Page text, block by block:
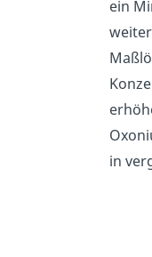
ein
in